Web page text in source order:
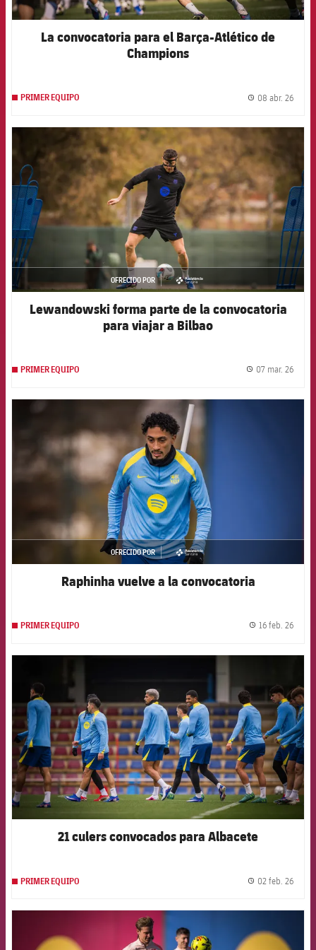
La convocatoria para el Barça-Atlético de
Champions
PRIMER EQUIPO 08 abr. 26
FCB Barcelona badge
OFRECIDO POR
asistencia
Lewandowski forma parte de la convocatoria
para viajar a Bilbao
PRIMER EQUIPO 07 mar. 26
FCB Barcelona badge
OFRECIDO POR
asistencia
Raphinha vuelve a la convocatoria
PRIMER EQUIPO 16 feb. 26
21 culers convocados para Albacete
PRIMER EQUIPO 02 feb. 26